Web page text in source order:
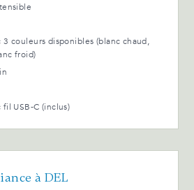
3 couleurs disponibles (blanc chaud,
froid)
USB-C (inclus)
à DEL